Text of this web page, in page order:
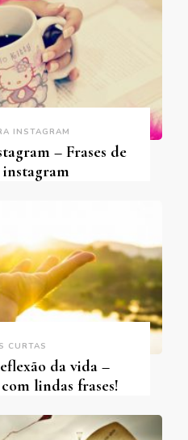
INSTAGRAM
– Frases de
CURTAS
da vida –
lindas frases!